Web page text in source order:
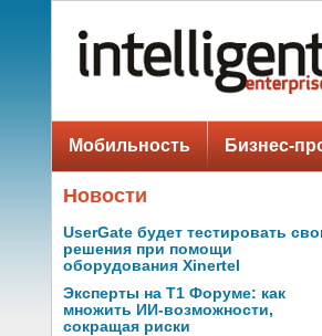
Мобильность Бизнес-
Новости
UserGate будет тестировать
решения при помощи
оборудования Xinertel
Эксперты на Т1 Форуме: как
множить ИИ-возможности,
сокращая риски